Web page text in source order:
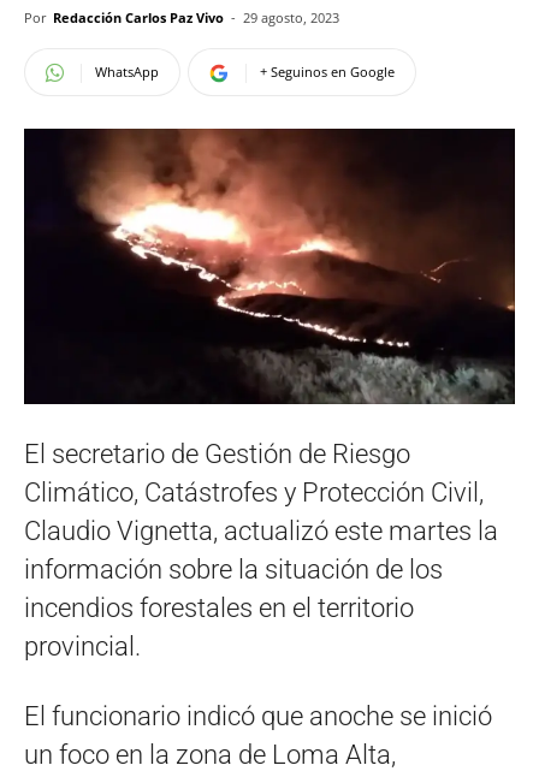
Por Redacción Carlos Paz Vivo - 29 agosto, 2023
WhatsApp + Seguinos en Google
El secretario de Gestión de Riesgo
Climático, Catástrofes y Protección Civil,
Claudio Vignetta, actualizó este martes la
información sobre la situación de los
incendios forestales en el territorio
provincial.
El funcionario indicó que anoche se inició
un foco en la zona de Loma Alta,